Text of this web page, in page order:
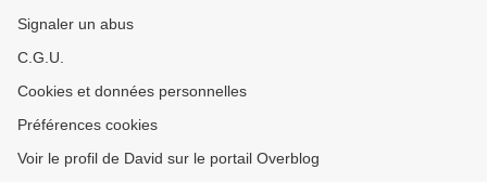
Signaler un abus
C.G.U.
Cookies et données personnelles
Préférences cookies
Voir le profil de David sur le portail Overblog